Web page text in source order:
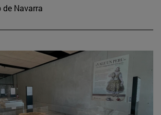
de Navarra